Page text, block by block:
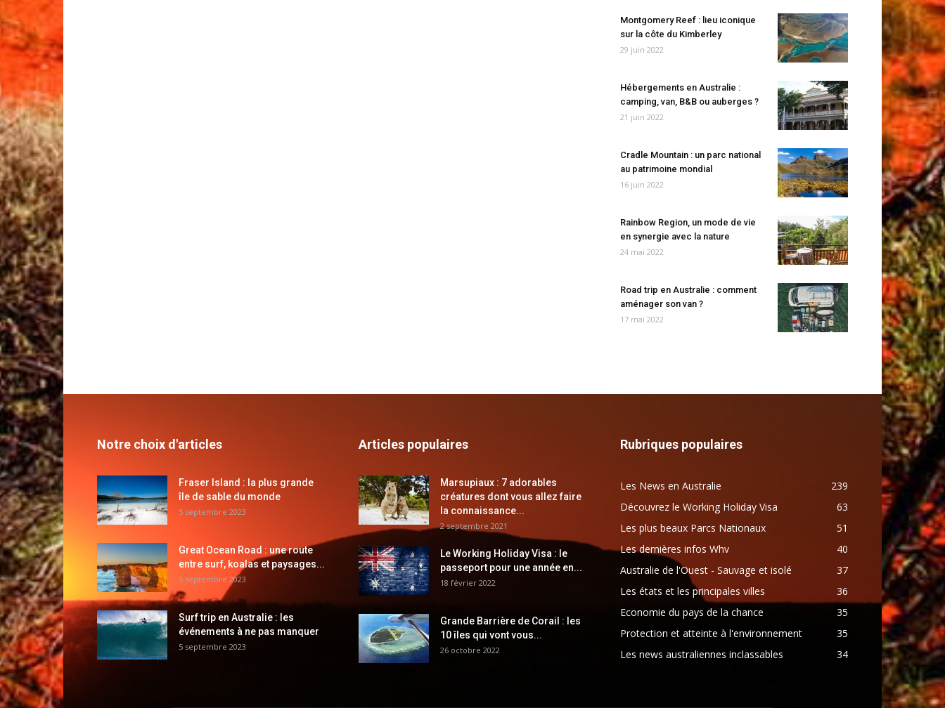
Montgomery Reef : lieu iconique
sur la côte du Kimberley
29 juin 2022
Hébergements en Australie :
camping, van, B&B ou auberges ?
21 juin 2022
Cradle Mountain : un parc national
au patrimoine mondial
16 juin 2022
Rainbow Region, un mode de vie
en synergie avec la nature
24 mai 2022
Road trip en Australie : comment
aménager son van ?
17 mai 2022
Notre choix d'articles
Fraser Island : la plus grande
île de sable du monde
5 septembre 2023
Great Ocean Road : une route
entre surf, koalas et paysages...
5 septembre 2023
Surf trip en Australie : les
événements à ne pas manquer
5 septembre 2023
Articles populaires
Marsupiaux : 7 adorables
créatures dont vous allez faire
la connaissance...
2 septembre 2021
Le Working Holiday Visa : le
passeport pour une année en...
18 février 2022
Grande Barrière de Corail : les
10 îles qui vont vous...
26 octobre 2022
Rubriques populaires
Les News en Australie
239
Découvrez le Working Holiday Visa
63
Les plus beaux Parcs Nationaux
51
Les dernières infos Whv
40
Australie de l'Ouest - Sauvage et isolé
37
Les états et les principales villes
36
Economie du pays de la chance
35
Protection et atteinte à l'environnement
35
Les news australiennes inclassables
34